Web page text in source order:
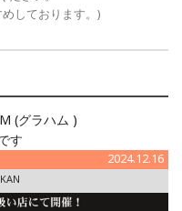
しております。)
(グラハム )
す
2024.12.16